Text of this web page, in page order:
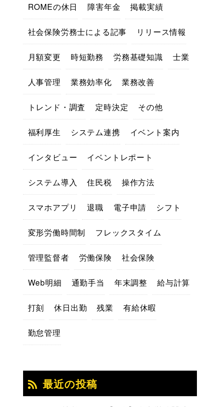
ROMEの休日 障害年金 掲載実績
社会保険労務士による記事 リリース情報
月額変更 時短勤務 労務基礎知識 士業
人事管理 業務効率化 業務改善
トレンド・調査 定時決定 その他
福利厚生 システム連携 イベント案内
インタビュー イベントレポート
システム導入 住民税 操作方法
スマホアプリ 退職 電子申請 シフト
変形労働時間制 フレックスタイム
管理監督者 労働保険 社会保険
Web明細 通勤手当 年末調整 給与計算
打刻 休日出勤 残業 有給休暇
勤怠管理
最近の投稿